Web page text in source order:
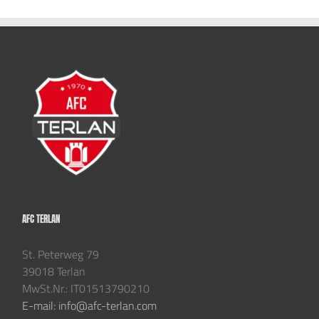
AFC TERLAN
St. Peterweg 79
39018 Terlan
MwSt.Nr.: IT01513790210
E-mail: info@afc-terlan.com